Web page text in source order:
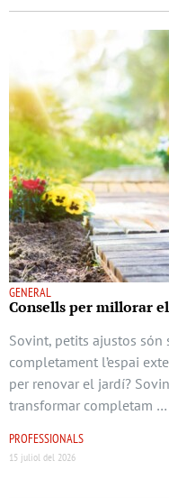
GENERAL
Consells per millorar
Sovint, petits ajustos
completament l’espai
per renovar el jardí?
transformar completam …
PROFESSIONALS
15 juliol del 2026